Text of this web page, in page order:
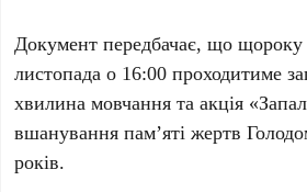
Документ передбачає, що щороку
листопада о 16:00 проходитиме
хвилина мовчання та акція
вшанування пам’яті жертв
років.